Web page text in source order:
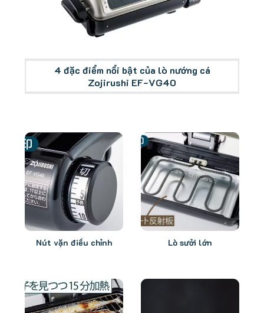
4 đặc điểm nổi bật của lò nướng cá
Zojirushi EF-VG40
Nút vặn điều chỉnh Lò sưởi lớn